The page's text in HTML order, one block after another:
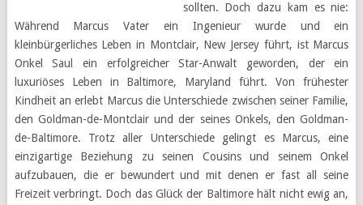
sollten. Doch dazu kam es nie:
Während Marcus Vater ein Ingenieur wurde und ein
kleinbürgerliches Leben in Montclair, New Jersey führt, ist Marcus
Onkel Saul ein erfolgreicher Star-Anwalt geworden, der ein
luxuriöses Leben in Baltimore, Maryland führt. Von frühester
Kindheit an erlebt Marcus die Unterschiede zwischen seiner Familie,
den Goldman-de-Montclair und der seines Onkels, den Goldman-
de-Baltimore. Trotz aller Unterschiede gelingt es Marcus, eine
einzigartige Beziehung zu seinen Cousins und seinem Onkel
aufzubauen, die er bewundert und mit denen er fast all seine
Freizeit verbringt. Doch das Glück der Baltimore hält nicht ewig an,